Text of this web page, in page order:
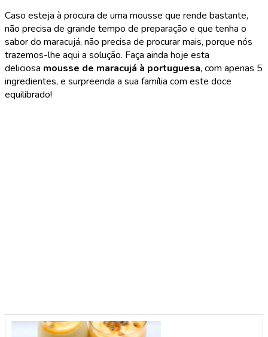
Caso esteja à procura de uma mousse que rende bastante,
não precisa de grande tempo de preparação e que tenha o
sabor do maracujá, não precisa de procurar mais, porque nós
trazemos-lhe aqui a solução. Faça ainda hoje esta
deliciosa mousse de maracujá à portuguesa, com apenas 5
ingredientes, e surpreenda a sua família com este doce
equilibrado!